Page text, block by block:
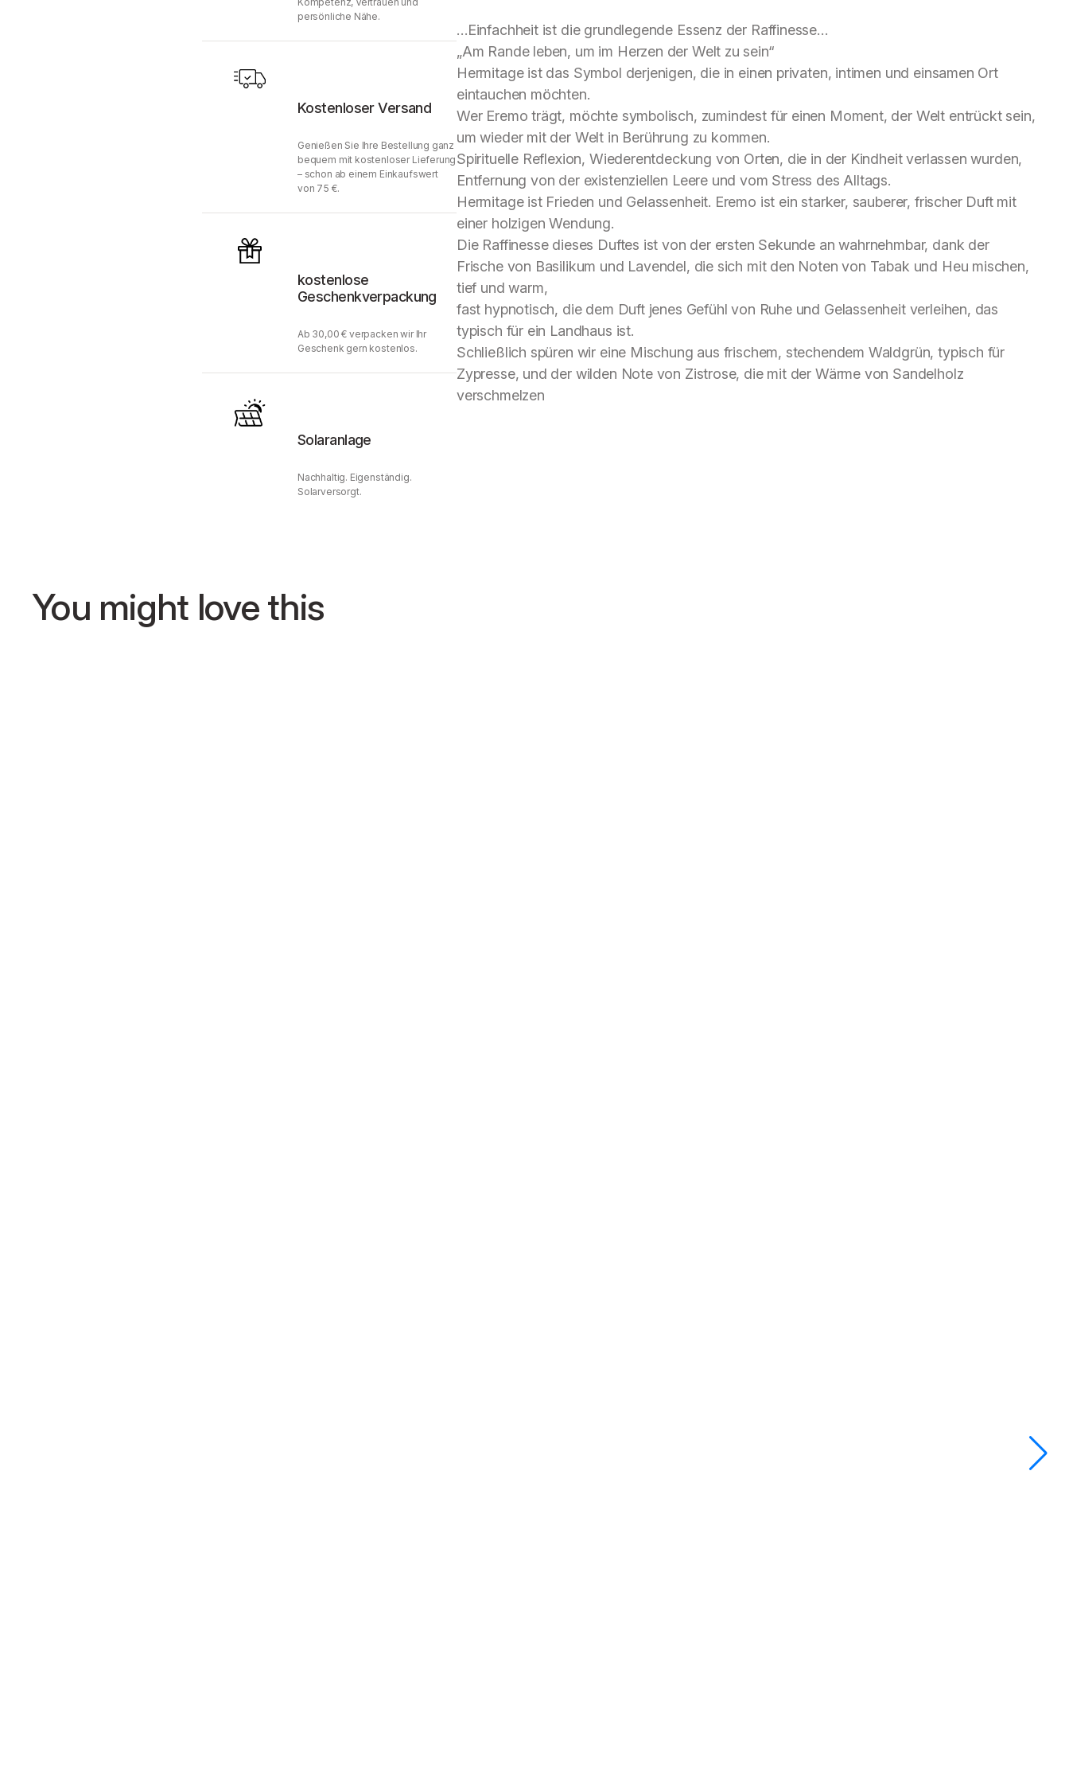
…Einfachheit ist die grundlegende Essenz der Raffinesse…
„Am Rande leben, um im Herzen der Welt zu sein“
Hermitage ist das Symbol derjenigen, die in einen privaten, intimen und einsamen Ort
eintauchen möchten.
Wer Eremo trägt, möchte symbolisch, zumindest für einen Moment, der Welt entrückt sein,
um wieder mit der Welt in Berührung zu kommen.
Spirituelle Reflexion, Wiederentdeckung von Orten, die in der Kindheit verlassen wurden,
Entfernung von der existenziellen Leere und vom Stress des Alltags.
Hermitage ist Frieden und Gelassenheit. Eremo ist ein starker, sauberer, frischer Duft mit
einer holzigen Wendung.
Die Raffinesse dieses Duftes ist von der ersten Sekunde an wahrnehmbar, dank der
Frische von Basilikum und Lavendel, die sich mit den Noten von Tabak und Heu mischen,
tief und warm,
fast hypnotisch, die dem Duft jenes Gefühl von Ruhe und Gelassenheit verleihen, das
typisch für ein Landhaus ist.
Schließlich spüren wir eine Mischung aus frischem, stechendem Waldgrün, typisch für
Zypresse, und der wilden Note von Zistrose, die mit der Wärme von Sandelholz
verschmelzen
persönliche Nähe.
Kostenloser Versand
Genießen Sie Ihre Bestellung ganz
bequem mit kostenloser Lieferung
– schon ab einem Einkaufswert
von 75 €.
kostenlose
Geschenkverpackung
Ab 30,00 € verpacken wir Ihr
Geschenk gern kostenlos.
Solaranlage
Nachhaltig. Eigenständig.
Solarversorgt.
You might love this